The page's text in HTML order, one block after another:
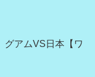
グアムVS日本【ワ